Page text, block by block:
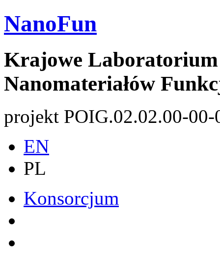
NanoFun
Krajowe
Nanomateriałów
projekt POIG.02.02.00-00-
EN
PL
Konsorcjum